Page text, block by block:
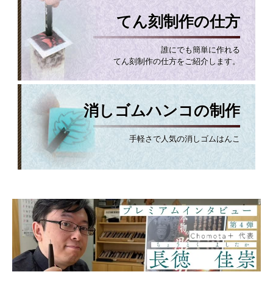
てん刻制作の仕方
誰にでも簡単に作れる
てん刻制作の仕方をご紹介します。
消しゴムハンコの制作
手軽さで人気の消しゴムはんこ